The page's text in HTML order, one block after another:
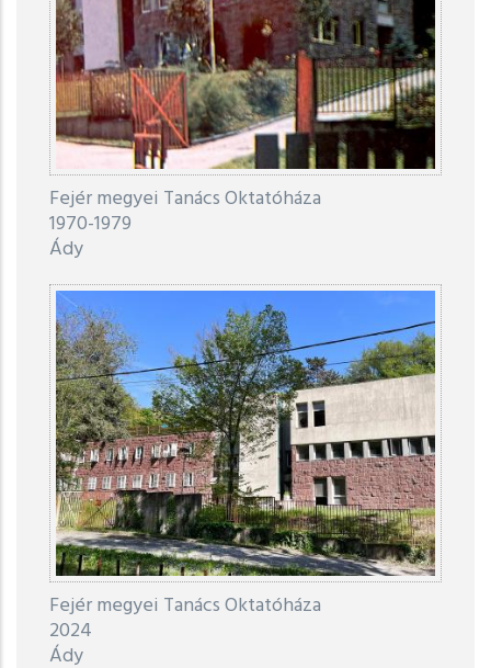
Fejér megyei Tanács Oktatóháza
1970-1979
Ády
Fejér megyei Tanács Oktatóháza
2024
Ády